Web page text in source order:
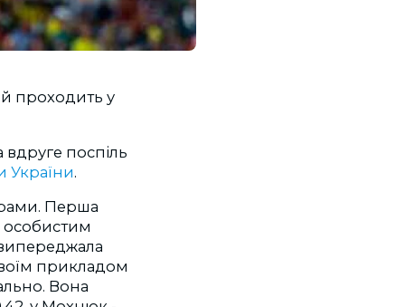
проходить у
вдруге поспіль
України.
Перша
особистим
прикладом
Вона